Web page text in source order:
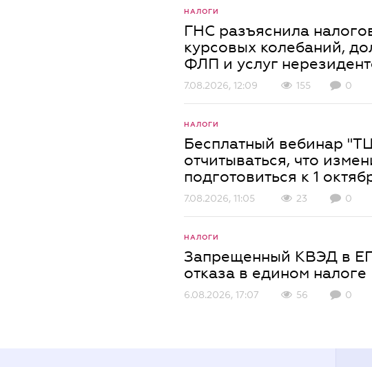
НАЛОГИ
ГНС разъяснила
курсовых колебаний,
ФЛП и услуг
7.08.2026, 12:09 155 0
НАЛОГИ
Бесплатный вебинар
отчитываться, что
подготовиться к 1
7.08.2026, 11:05 23 0
НАЛОГИ
Запрещенный КВЭД в
отказа в едином налоге
6.08.2026, 17:07 56 0